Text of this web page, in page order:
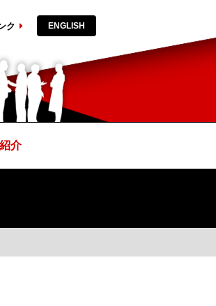
ク ENGLISH
介